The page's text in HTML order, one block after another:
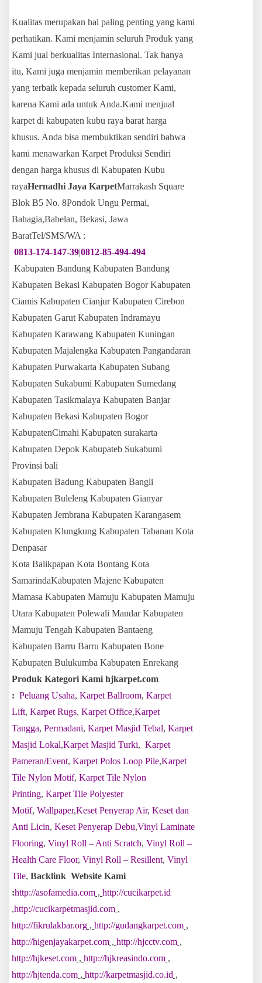
Kualitas merupakan hal paling penting yang kami
perhatikan. Kami menjamin seluruh Produk yang
Kami jual berkualitas Internasional. Tak hanya
itu, Kami juga menjamin memberikan pelayanan
yang terbaik kepada seluruh customer Kami,
karena Kami ada untuk Anda.Kami menjual
karpet di kabupaten kubu raya barat harga
khusus. Anda bisa membuktikan sendiri bahwa
kami menawarkan Karpet Produksi Sendiri
dengan harga khusus di Kabupaten Kubu
rayaHernadhi Jaya KarpetMarrakash Square
Blok B5 No. 8Pondok Ungu Permai,
Bahagia,Babelan, Bekasi, Jawa
BaratTel/SMS/WA :
0813-174-147-39|0812-85-494-494
Kabupaten Bandung Kabupaten Bandung
Kabupaten Bekasi Kabupaten Bogor Kabupaten
Ciamis Kabupaten Cianjur Kabupaten Cirebon
Kabupaten Garut Kabupaten Indramayu
Kabupaten Karawang Kabupaten Kuningan
Kabupaten Majalengka Kabupaten Pangandaran
Kabupaten Purwakarta Kabupaten Subang
Kabupaten Sukabumi Kabupaten Sumedang
Kabupaten Tasikmalaya Kabupaten Banjar
Kabupaten Bekasi Kabupaten Bogor
KabupatenCimahi Kabupaten surakarta
Kabupaten Depok Kabupateb Sukabumi
Provinsi bali
Kabupaten Badung Kabupaten Bangli
Kabupaten Buleleng Kabupaten Gianyar
Kabupaten Jembrana Kabupaten Karangasem
Kabupaten Klungkung Kabupaten Tabanan Kota
Denpasar
Kota Balikpapan Kota Bontang Kota
SamarindaKabupaten Majene Kabupaten
Mamasa Kabupaten Mamuju Kabupaten Mamuju
Utara Kabupaten Polewali Mandar Kabupaten
Mamuju Tengah Kabupaten Bantaeng
Kabupaten Barru Barru Kabupaten Bone
Kabupaten Bulukumba Kabupaten Enrekang
Produk Kategori Kami hjkarpet.com
: Peluang Usaha, Karpet Ballroom, Karpet
Lift, Karpet Rugs, Karpet Office,Karpet
Tangga, Permadani, Karpet Masjid Tebal, Karpet
Masjid Lokal,Karpet Masjid Turki, Karpet
Pameran/Event, Karpet Polos Loop Pile,Karpet
Tile Nylon Motif, Karpet Tile Nylon
Printing, Karpet Tile Polyester
Motif, Wallpaper,Keset Penyerap Air, Keset dan
Anti Licin, Keset Penyerap Debu,Vinyl Laminate
Flooring, Vinyl Roll – Anti Scratch, Vinyl Roll –
Health Care Floor, Vinyl Roll – Resillent, Vinyl
Tile, Backlink Website Kami
:http://asofamedia.com , http://cucikarpet.id
,http://cucikarpetmasjid.com ,
http://fikrulakbar.org , http://gudangkarpet.com ,
http://higenjayakarpet.com , http://hjcctv.com ,
http://hjkeset.com , http://hjkreasindo.com ,
http://hjtenda.com , http://karpetmasjid.co.id ,